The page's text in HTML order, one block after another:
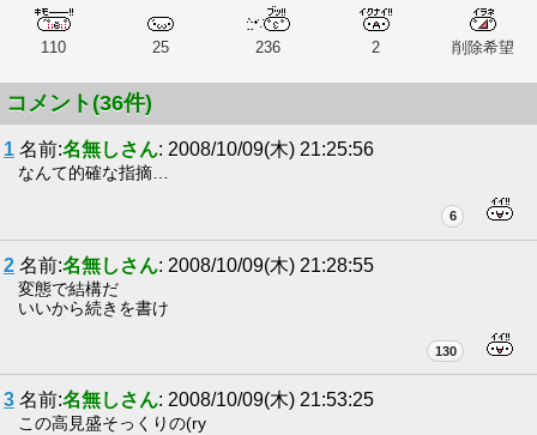
110 25 236 2 削除希望
コメント(36件)
1 名前:名無しさん: 2008/10/09(木) 21:25:56
なんて的確な指摘…
6
2 名前:名無しさん: 2008/10/09(木) 21:28:55
変態で結構だ
いいから続きを書け
130
3 名前:名無しさん: 2008/10/09(木) 21:53:25
この高見盛そっくりの(ry